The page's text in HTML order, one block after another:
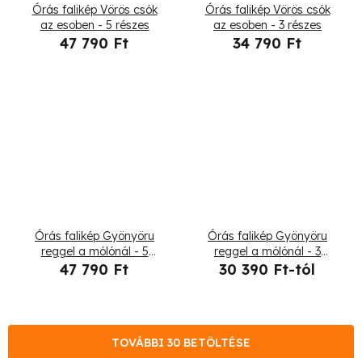
Órás falikép Vörös csók
az esoben - 5 részes
47 790 Ft
Órás falikép Vörös csók
az esoben - 3 részes
34 790 Ft
Órás falikép Gyönyöru
reggel a mólónál - 5
részes
47 790 Ft
Órás falikép Gyönyöru
reggel a mólónál - 3
részes
30 390 Ft-tól
TOVÁBBI 30 BETÖLTÉSE